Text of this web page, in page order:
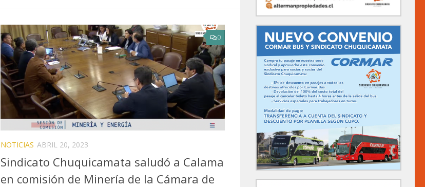
0
NOTICIAS ABRIL 20, 2023
Sindicato Chuquicamata saludó a Calama
en comisión de Minería de la Cámara de